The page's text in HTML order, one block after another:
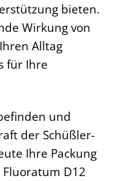
bieten.
Wirkung von
Alltag
für Ihre
und
der Schüßler-
Ihre Packung
D12